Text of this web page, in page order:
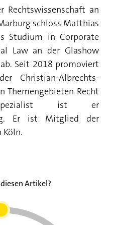
mit
ich mich als
Rechtswissenschaft an
schloss Matthias
Studium in Corporate
Law an der Glashow
Seit 2018 promoviert
Christian-Albrechts-
Themengebieten Recht
ist er
Er ist Mitglied der
Artikel?